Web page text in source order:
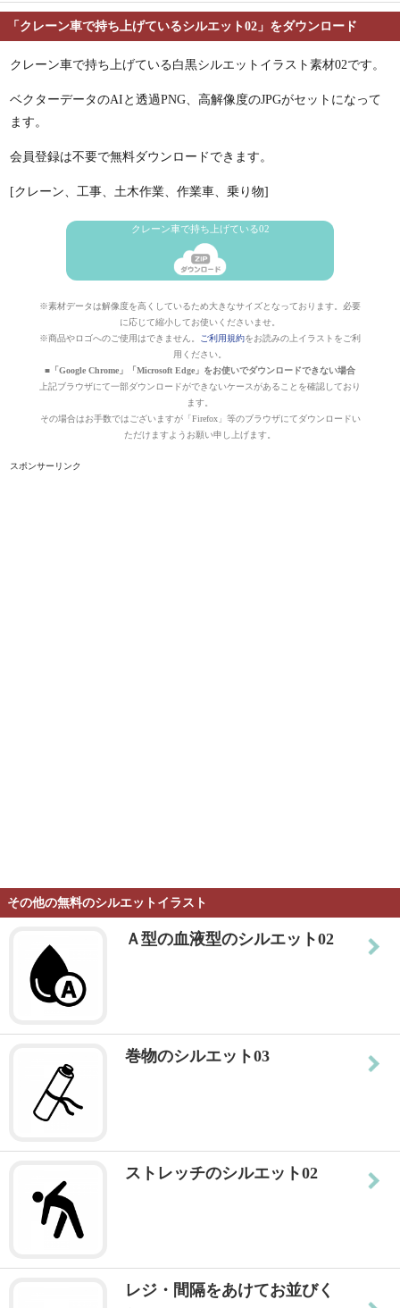
「クレーン車で持ち上げているシルエット02」をダウンロード
クレーン車で持ち上げている白黒シルエットイラスト素材02です。
ベクターデータのAIと透過PNG、高解像度のJPGがセットになって
ます。
会員登録は不要で無料ダウンロードできます。
[クレーン、工事、土木作業、作業車、乗り物]
クレーン車で持ち上げている02
※素材データは解像度を高くしているため大きなサイズとなっております。必要
に応じて縮小してお使いくださいませ。
※商品やロゴへのご使用はできません。
ご利用規約をお読みの上イラストをご利
用ください。
■「Google Chrome」「Microsoft Edge」をお使いでダウンロードできない場合
上記ブラウザにて一部ダウンロードができないケースがあることを確認しており
ます。
その場合はお手数ではございますが「Firefox」等のブラウザにてダウンロードい
ただけますようお願い申し上げます。
スポンサーリンク
その他の無料のシルエットイラスト
Ａ型の血液型のシルエット02
巻物のシルエット03
ストレッチのシルエット02
レジ・間隔をあけてお並びく